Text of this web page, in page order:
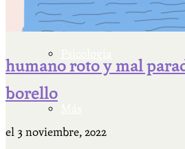
humano roto y mal
borello
el 3 noviembre, 2022